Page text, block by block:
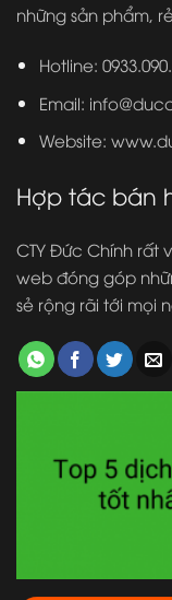
những sản phẩm,
Hotline:
Email:
Website:
Hợp tác bán
CTY Đức Chính rất
web đóng góp
sẻ rộng rãi tới mọi